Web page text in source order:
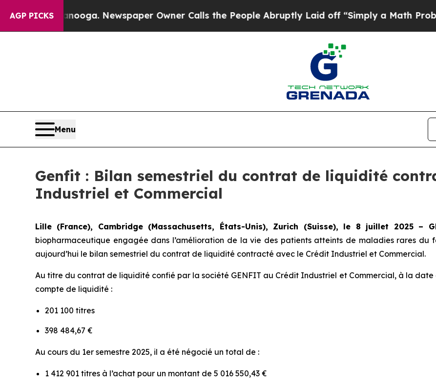
AGP PICKSNewspaper Owner Calls the People Abruptly Laid off “Simply a Math Problem Dr.
Menu
Genfit : Bilan semestriel du contrat de liquidité
Industriel et Commercial
Lille (France), Cambridge (Massachusetts, États-Unis), Zurich (Suisse), le 8 juillet 2025 –
biopharmaceutique engagée dans l’amélioration de la vie des patients atteints de maladies rares du
aujourd’hui le bilan semestriel du contrat de liquidité contracté avec le Crédit Industriel et Commercial.
Au titre du contrat de liquidité confié par la société GENFIT au Crédit Industriel et Commercial, à la date
compte de liquidité :
201 100 titres
398 484,67 €
Au cours du 1er semestre 2025, il a été négocié un total de :
1 412 901 titres à l’achat pour un montant de 5 016 550,43 €